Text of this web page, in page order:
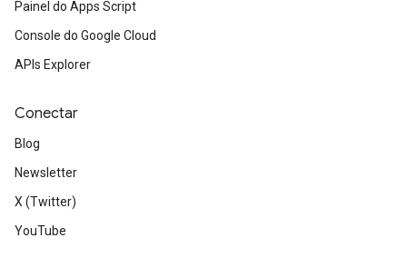
Painel do Apps Script
Console do Google Cloud
APIs Explorer
Conectar
Blog
Newsletter
X (Twitter)
YouTube